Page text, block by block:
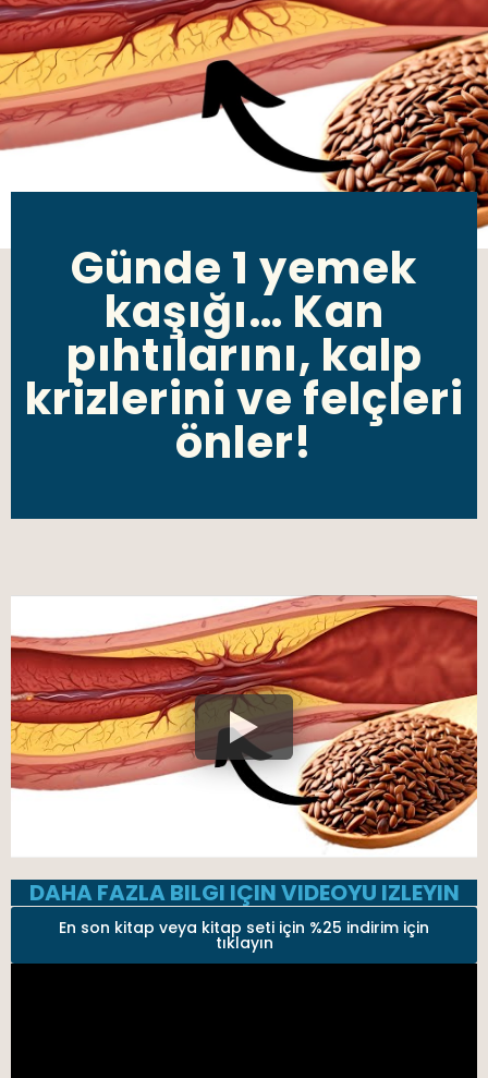
Günde 1 yemek
kaşığı… Kan
pıhtılarını, kalp
krizlerini ve felçleri
önler!
DAHA FAZLA BILGI IÇIN VIDEOYU IZLEYIN
En son kitap veya kitap seti için %25 indirim için
tıklayın